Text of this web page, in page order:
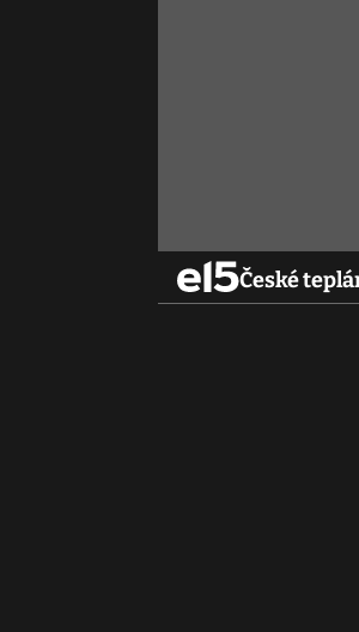
České